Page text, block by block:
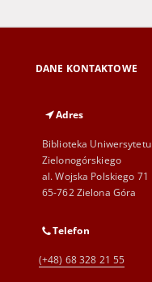
DANE KONTAKTOWE
Adres
Biblioteka Uniwersytetu
Zielonogórskiego
al. Wojska Polskiego 71
65-762 Zielona Góra
Telefon
(+48) 68 328 21 55